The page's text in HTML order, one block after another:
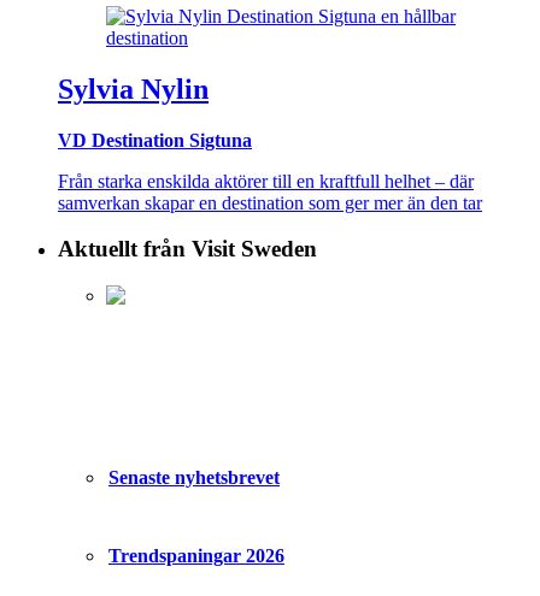
Sylvia Nylin
VD Destination Sigtuna
Från starka enskilda aktörer till en kraftfull helhet – där
samverkan skapar en destination som ger mer än den tar
Aktuellt från Visit Sweden
Senaste nyhetsbrevet
Trendspaningar 2026